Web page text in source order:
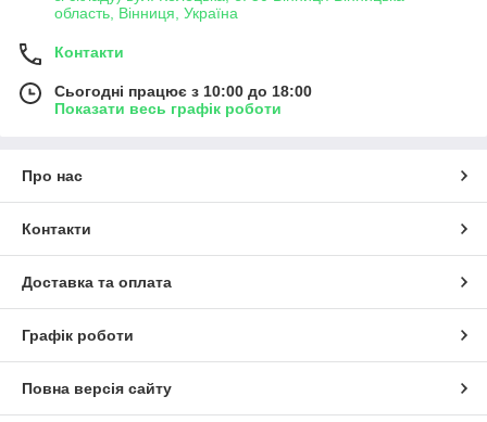
область, Вінниця, Україна
Контакти
Сьогодні працює з 10:00 до 18:00
Показати весь графік роботи
Про нас
Контакти
Доставка та оплата
Графік роботи
Повна версія сайту